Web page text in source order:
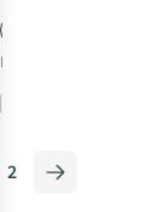
Meer maten
2